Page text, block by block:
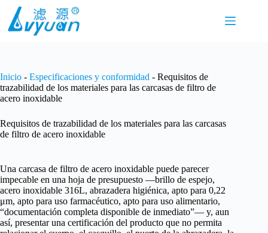
Saltar
contenido
Inicio - Especificaciones y conformidad - Requisitos de
trazabilidad de los materiales para las carcasas de filtro de
acero inoxidable
Requisitos de trazabilidad de los materiales para las carcasas
de filtro de acero inoxidable
Una carcasa de filtro de acero inoxidable puede parecer
impecable en una hoja de presupuesto —brillo de espejo,
acero inoxidable 316L, abrazadera higiénica, apto para 0,22
μm, apto para uso farmacéutico, apto para uso alimentario,
“documentación completa disponible de inmediato”— y, aun
así, presentar una certificación del producto que no permita